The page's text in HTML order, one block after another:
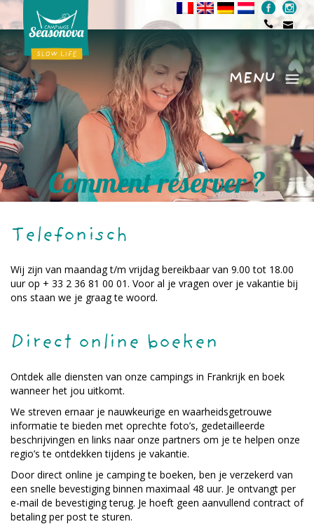
Menu
MENU
Comment réserver ?
Telefonisch
Wij zijn van maandag t/m vrijdag bereikbaar van 9.00 tot 18.00
uur op + 33 2 36 81 00 01. Voor al je vragen over je vakantie bij
ons staan we je graag te woord.
Direct online boeken
Ontdek alle diensten van onze campings in Frankrijk en boek
wanneer het jou uitkomt.
We streven ernaar je nauwkeurige en waarheidsgetrouwe
informatie te bieden met oprechte foto’s, gedetailleerde
beschrijvingen en links naar onze partners om je te helpen onze
regio’s te ontdekken tijdens je vakantie.
Door direct online je camping te boeken, ben je verzekerd van
een snelle bevestiging binnen maximaal 48 uur. Je ontvangt per
e-mail de bevestiging terug. Je hoeft geen aanvullend contract of
betaling per post te sturen.